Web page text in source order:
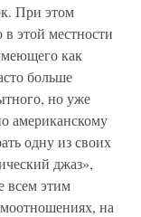
При этом
этой местности
как
больше
но уже
американскому
одну из своих
джаз»,
всем этим
на